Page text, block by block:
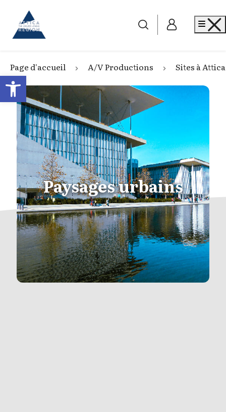
Open toolbar
Go to home
Page d'accueil A/V Productions Sites à Attica
Paysages urbains